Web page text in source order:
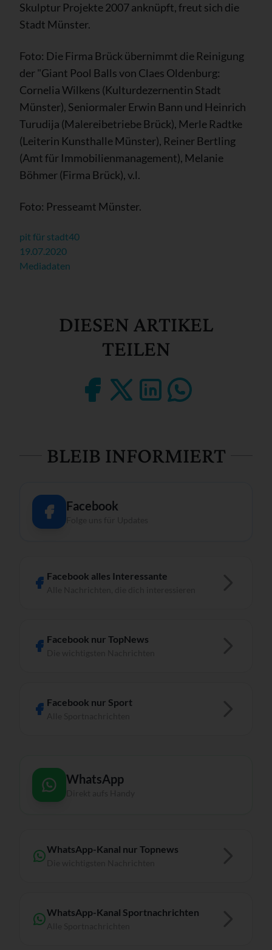
Skulptur Projekte 2007 anknüpft, freut sich die
Stadt Münster.
Foto: Die Firma Brück übernimmt die Reinigung
der "Giant Pool Balls von Claes Oldenburg:
Cornelia Wilkens (Kulturdezernentin Stadt
Münster), Seniormaler Erwin Bann und Heinrich
Turudija (Malereibetriebe Brück), Merle Radtke
(Leiterin Kunsthalle Münster), Reiner Bertling
(Amt für Immobilienmanagement), Melanie
Böhmer (Firma Brück), v.l.
Foto: Presseamt Münster.
pit für stadt40
19.07.2020
Mediadaten
DIESEN ARTIKEL
TEILEN
BLEIB INFORMIERT
Facebook
Facebook alles Interessante
Facebook nur TopNews
Facebook nur Sport
WhatsApp
WhatsApp-Kanal nur Topnews
WhatsApp-Kanal Sportnachrichten